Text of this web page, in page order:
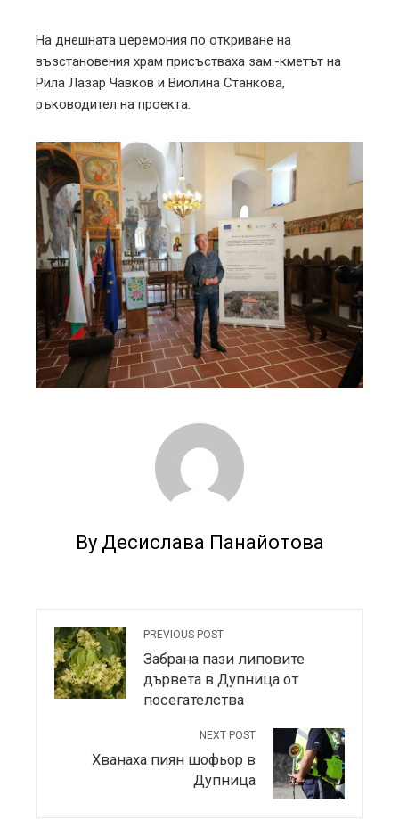
На днешната церемония по откриване на
възстановения храм присъстваха зам.-кметът на
Рила Лазар Чавков и Виолина Станкова,
ръководител на проекта.
By Десислава Панайотова
PREVIOUS POST
Забрана пази липовите
дървета в Дупница от
посегателства
NEXT POST
Хванаха пиян шофьор в
Дупница